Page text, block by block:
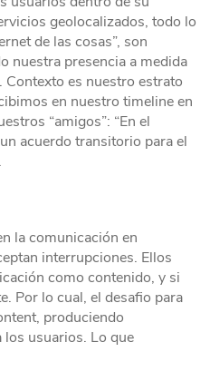
geolocalizados, todo lo
de las cosas”, son
nuestra presencia a medida
es nuestro estrato
en nuestro timeline en
“amigos”: “En el
acuerdo transitorio para el
la comunicación en
interrupciones. Ellos
como contenido, y si
Por lo cual, el desafio para
produciendo
usuarios. Lo que